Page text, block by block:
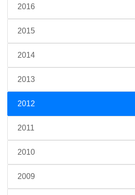
2016
2015
2014
2013
2012
2011
2010
2009